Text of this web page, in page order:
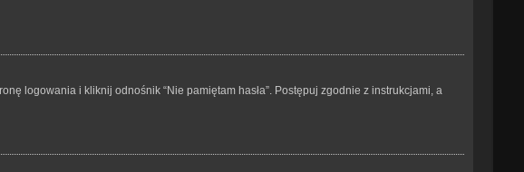
logowania i kliknij odnośnik “Nie pamiętam hasła”. Postępuj zgodnie z instrukcjami, a